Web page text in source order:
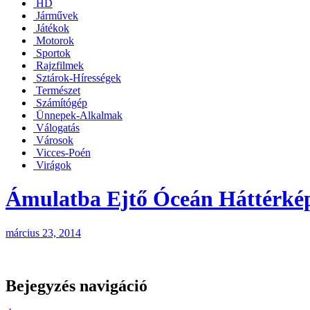
HD
Járművek
Játékok
Motorok
Sportok
Rajzfilmek
Sztárok-Hírességek
Természet
Számítógép
Ünnepek-Alkalmak
Válogatás
Városok
Vicces-Poén
Virágok
Ámulatba Ejtő Óceán
március 23, 2014
Bejegyzés navigáció